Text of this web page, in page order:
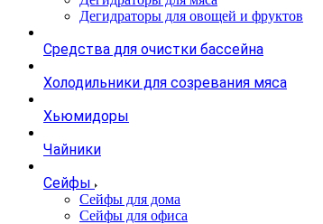
Дегидраторы для овощей и фруктов
Средства для очистки бассейна
Холодильники для созревания мяса
Хьюмидоры
Чайники
Сейфы
Сейфы для дома
Сейфы для офиса